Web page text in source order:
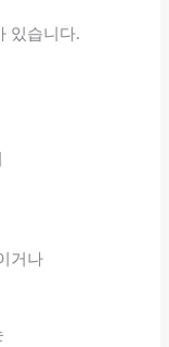
있습니다.
거나